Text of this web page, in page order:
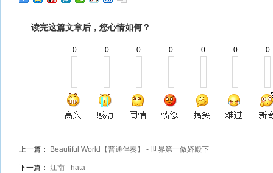
读完这篇文章后，您心情如何？
0 0 0 0 0 0 0
上一篇： Beautiful World【普通伴奏】 - 世界第一傲娇殿下
下一篇： 江南 - hata